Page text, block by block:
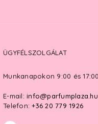
ÜGYFÉLSZOLGÁLAT
Munkanapokon 9:00 és
E-mail: info@parfumplaza.hu
Telefon: +36 20 779 1926